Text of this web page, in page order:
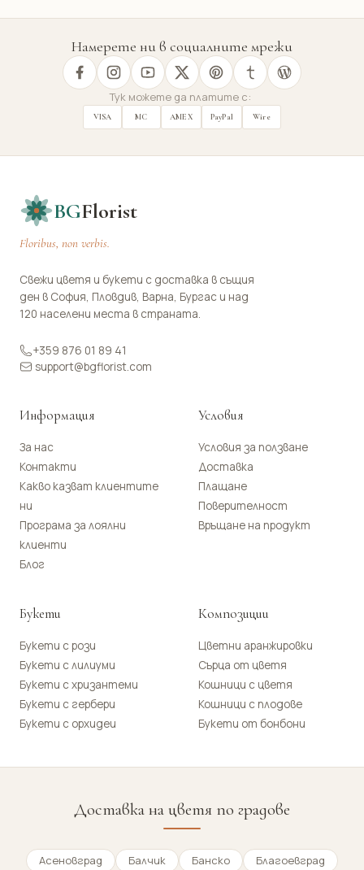
Намерете ни в социалните мрежи
Тук можете да платите с:
VISA MC AMEX PayPal Wire
BGFlorist
Floribus, non verbis.
Свежи цветя и букети с доставка в същия
ден в София, Пловдив, Варна, Бургас и над
120 населени места в страната.
+359 876 01 89 41
support@bgflorist.com
Информация
За нас
Контакти
Какво казват клиентите
ни
Програма за лоялни
клиенти
Блог
Условия
Условия за ползване
Доставка
Плащане
Поверителност
Връщане на продукт
Букети
Букети с рози
Букети с лилиуми
Букети с хризантеми
Букети с гербери
Букети с орхидеи
Композиции
Цветни аранжировки
Сърца от цветя
Кошници с цветя
Кошници с плодове
Букети от бонбони
Доставка на цветя по градове
Асеновград Балчик Банско Благоевград